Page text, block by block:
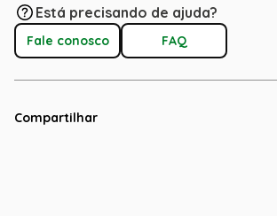
Está precisando de ajuda?
Fale conosco FAQ
Compartilhar